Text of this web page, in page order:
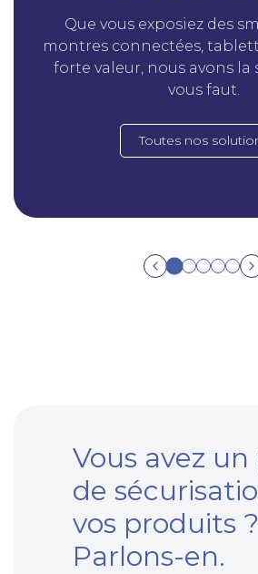
Que vous exposiez des
montres connectées,
forte valeur, nous avons la
vous faut.
Toutes nos
Vous avez
de
vos produits ?
Parlons-en.